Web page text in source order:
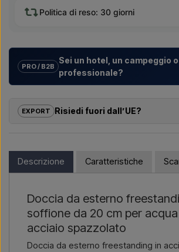
Politica di reso: 30 giorni
PRO / B2B
Sei un hotel, un campeggio
professionale?
immobiliari con
dalla scelta del modello alla corretta
grande? Contattaci – rispondiamo
Scrivici → Chiamaci
EXPORT Risiedi fuori dall’UE?
webshop. Puoi invece contattarci e ricevere
consegna e, se necessario, documenti
link all’articolo) e dove deve essere fatturato
riceverai un’offerta.
Contattaci via email →
Descrizione Caratteristiche
Doccia da esterno
soffione da 20 cm per
acciaio spazzolato
Doccia da esterno freestanding in